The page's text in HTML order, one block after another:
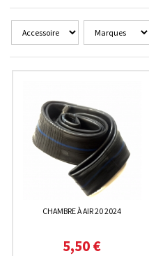
CHAMBRE À AIR 20 2024
5,50 €